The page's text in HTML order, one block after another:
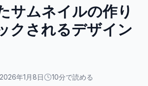
サムネイルの作り
クされるデザイン
2026年1月8日 10分で読める